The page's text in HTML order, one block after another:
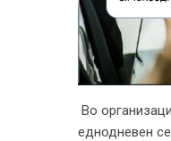
Во
еднодневен